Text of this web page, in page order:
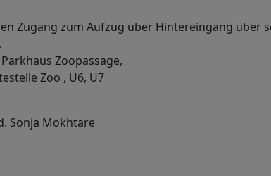
Zugang zum Aufzug über Hintereingang über
Zoopassage,
Zoo , U6, U7
Sonja Mokhtare